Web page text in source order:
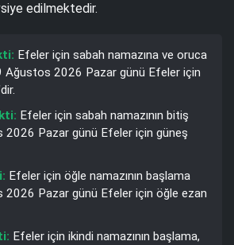
edilmektedir.
Efeler için sabah namazına ve oruca
Ağustos 2026 Pazar günü Efeler için
Efeler için sabah namazının bitiş
2026 Pazar günü Efeler için güneş
Efeler için öğle namazının başlama
2026 Pazar günü Efeler için öğle ezan
Efeler için ikindi namazının başlama,